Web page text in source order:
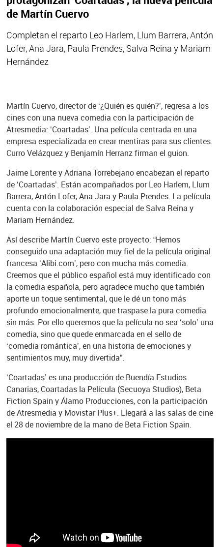
de Martín Cuervo
Completan el reparto Leo Harlem, Llum Barrera, Antón
Lofer, Ana Jara, Paula Prendes, Salva Reina y Mariam
Hernández
Martín Cuervo, director de ‘¿Quién es quién?’, regresa a los
cines con una nueva comedia con la participación de
Atresmedia: ‘Coartadas’. Una película centrada en una
empresa especializada en crear mentiras para sus clientes.
Curro Velázquez y Benjamín Herranz firman el guion.
Jaime Lorente y Adriana Torrebejano encabezan el reparto
de ‘Coartadas’. Están acompañados por Leo Harlem, Llum
Barrera, Antón Lofer, Ana Jara y Paula Prendes. La película
cuenta con la colaboración especial de Salva Reina y
Mariam Hernández.
Así describe Martín Cuervo este proyecto: “Hemos
conseguido una adaptación muy fiel de la película original
francesa ‘Alibi.com’, pero con mucha más comedia.
Creemos que el público español está muy identificado con
la comedia española, pero agradece mucho que también
aporte un toque sentimental, que le dé un tono más
profundo emocionalmente, que traspase la pura comedia
sin más. Por ello queremos que la película no sea ‘solo’ una
comedia, sino que quede enmarcada en el sello de
‘comedia romántica’, en una historia de emociones y
sentimientos muy, muy divertida”.
‘Coartadas’ es una producción de Buendía Estudios
Canarias, Coartadas la Película (Secuoya Studios), Beta
Fiction Spain y Álamo Producciones, con la participación
de Atresmedia y Movistar Plus+. Llegará a las salas de cine
el 28 de noviembre de la mano de Beta Fiction Spain.